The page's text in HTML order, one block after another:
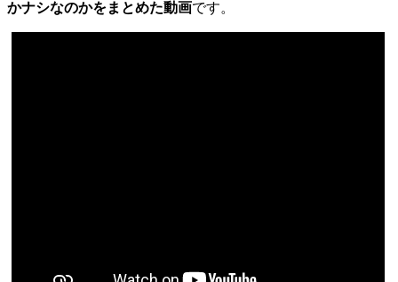
かナシなのかをまとめた動画です。